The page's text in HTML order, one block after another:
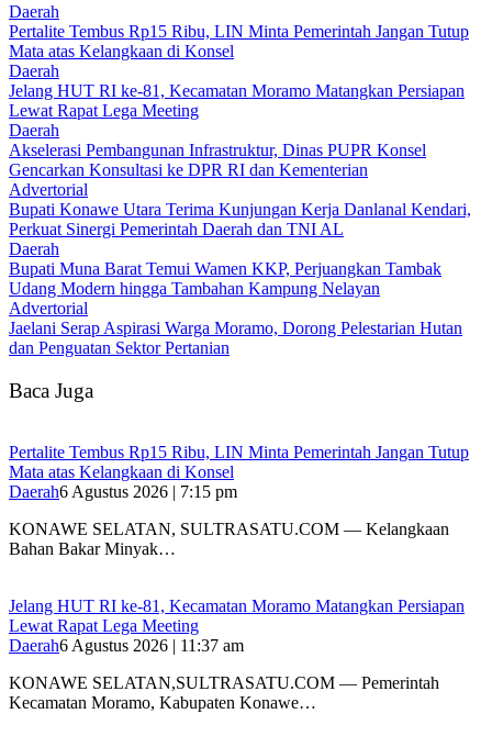
Daerah
‎Pertalite Tembus Rp15 Ribu, LIN Minta Pemerintah Jangan Tutup
Mata atas Kelangkaan di Konsel
Daerah
‎Jelang HUT RI ke-81, Kecamatan Moramo Matangkan Persiapan
Lewat Rapat Lega Meeting
Daerah
Akselerasi Pembangunan Infrastruktur, Dinas PUPR Konsel
Gencarkan Konsultasi ke DPR RI dan Kementerian
Advertorial
Bupati Konawe Utara Terima Kunjungan Kerja Danlanal Kendari,
Perkuat Sinergi Pemerintah Daerah dan TNI AL
Daerah
‎Bupati Muna Barat Temui Wamen KKP, Perjuangkan Tambak
Udang Modern hingga Tambahan Kampung Nelayan
Advertorial
Jaelani Serap Aspirasi Warga Moramo, Dorong Pelestarian Hutan
dan Penguatan Sektor Pertanian
Baca Juga
‎Pertalite Tembus Rp15 Ribu, LIN Minta Pemerintah Jangan Tutup
Mata atas Kelangkaan di Konsel
Daerah6 Agustus 2026 | 7:15 pm
‎KONAWE SELATAN, SULTRASATU.COM — Kelangkaan
Bahan Bakar Minyak…
‎Jelang HUT RI ke-81, Kecamatan Moramo Matangkan Persiapan
Lewat Rapat Lega Meeting
Daerah6 Agustus 2026 | 11:37 am
KONAWE SELATAN,SULTRASATU.COM — Pemerintah
Kecamatan Moramo, Kabupaten Konawe…